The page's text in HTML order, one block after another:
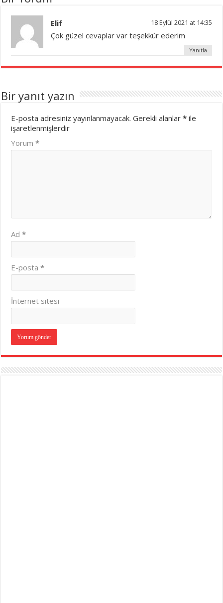
Elif 18 Eylül 2021 at 14:35
Çok güzel cevaplar var teşekkür ederim
Yanıtla
Bir yanıt yazın
E-posta adresiniz yayınlanmayacak. Gerekli alanlar* ile
işaretlenmişlerdir
Yorum*
Ad*
E-posta*
İnternet sitesi